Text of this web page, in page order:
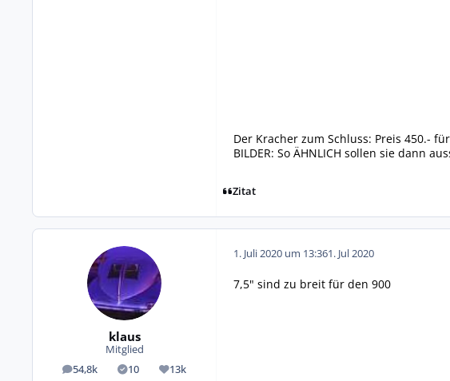
Der Kracher zum Schluss: Preis 450.-
BILDER: So ÄHNLICH sollen sie dann
Zitat
klaus
Mitglied
54,8k
Beiträge 10
Lösungen13k
Reputation
1. Juli 2020 um 13:361. Jul 2020
7,5" sind zu breit für den 900